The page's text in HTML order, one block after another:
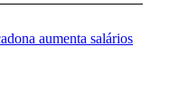
aumenta salários